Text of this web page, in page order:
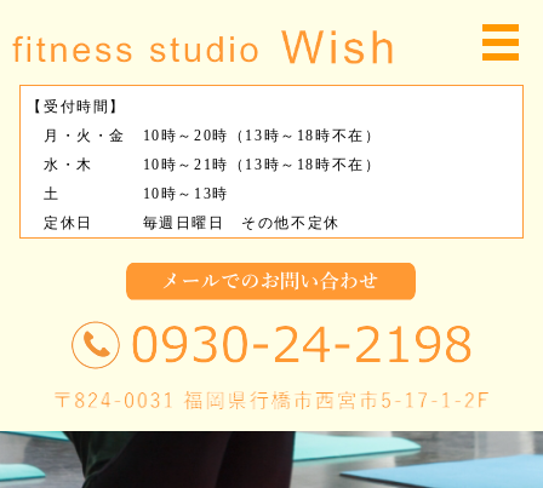
【受付時間】
月・火・金 10時～20時（13時～18時不在）
水・木 10時～21時（13時～18時不在）
土 10時～13時
定休日 毎週日曜日 その他不定休